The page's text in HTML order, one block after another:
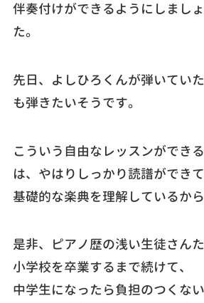
伴奏付けができるようにしまし
た。
先日、よしひろくんが弾いてい
も弾きたいそうです。
こういう自由なレッスンができ
は、やはりしっかり読譜ができて
基礎的な楽典を理解しているから
是非、ピアノ歴の浅い生徒さん
小学校を卒業するまで続けて、
中学生になったら負担のつくな